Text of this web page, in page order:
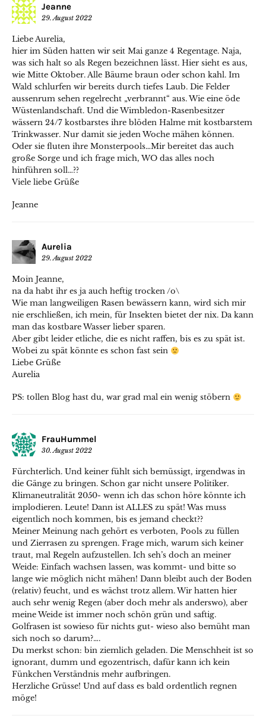
Jeanne
29. August 2022
Liebe Aurelia,
hier im Süden hatten wir seit Mai ganze 4 Regentage. Naja,
was sich halt so als Regen bezeichnen lässt. Hier sieht es aus,
wie Mitte Oktober. Alle Bäume braun oder schon kahl. Im
Wald schlurfen wir bereits durch tiefes Laub. Die Felder
aussenrum sehen regelrecht „verbrannt“ aus. Wie eine öde
Wüstenlandschaft. Und die Wimbledon-Rasenbesitzer
wässern 24/7 kostbarstes ihre blöden Halme mit kostbarstem
Trinkwasser. Nur damit sie jeden Woche mähen können.
Oder sie fluten ihre Monsterpools…Mir bereitet das auch
große Sorge und ich frage mich, WO das alles noch
hinführen soll…??
Viele liebe Grüße
Jeanne
Aurelia
29. August 2022
Moin Jeanne,
na da habt ihr es ja auch heftig trocken /o\
Wie man langweiligen Rasen bewässern kann, wird sich mir
nie erschließen, ich mein, für Insekten bietet der nix. Da kann
man das kostbare Wasser lieber sparen.
Aber gibt leider etliche, die es nicht raffen, bis es zu spät ist.
Wobei zu spät könnte es schon fast sein
Liebe Grüße
Aurelia
PS: tollen Blog hast du, war grad mal ein wenig stöbern
FrauHummel
30. August 2022
Fürchterlich. Und keiner fühlt sich bemüssigt, irgendwas in
die Gänge zu bringen. Schon gar nicht unsere Politiker.
Klimaneutralität 2050- wenn ich das schon höre könnte ich
implodieren. Leute! Dann ist ALLES zu spät! Was muss
eigentlich noch kommen, bis es jemand checkt??
Meiner Meinung nach gehört es verboten, Pools zu füllen
und Zierrasen zu sprengen. Frage mich, warum sich keiner
traut, mal Regeln aufzustellen. Ich seh’s doch an meiner
Weide: Einfach wachsen lassen, was kommt- und bitte so
lange wie möglich nicht mähen! Dann bleibt auch der Boden
(relativ) feucht, und es wächst trotz allem. Wir hatten hier
auch sehr wenig Regen (aber doch mehr als anderswo), aber
meine Weide ist immer noch schön grün und saftig.
Golfrasen ist sowieso für nichts gut- wieso also bemüht man
sich noch so darum?….
Du merkst schon: bin ziemlich geladen. Die Menschheit ist so
ignorant, dumm und egozentrisch, dafür kann ich kein
Fünkchen Verständnis mehr aufbringen.
Herzliche Grüsse! Und auf dass es bald ordentlich regnen
möge!